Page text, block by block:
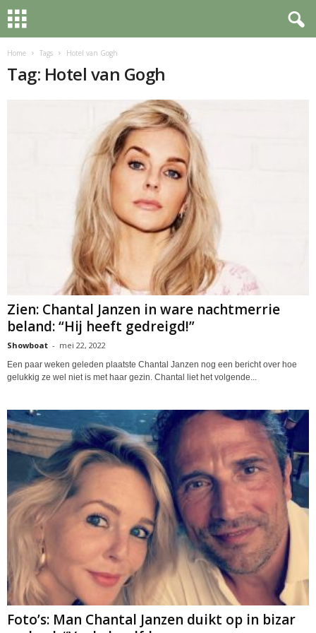
Home Tags Hotel van Gogh
Tag: Hotel van Gogh
Zien: Chantal Janzen in ware nachtmerrie
beland: “Hij heeft gedreigd!”
Showboat - mei 22, 2022
Een paar weken geleden plaatste Chantal Janzen nog een bericht over hoe
gelukkig ze wel niet is met haar gezin. Chantal liet het volgende...
Foto’s: Man Chantal Janzen duikt op in bizar